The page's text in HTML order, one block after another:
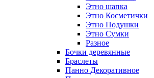
Этно шапка
Этно Косметички
Этно Подушки
Этно Сумки
Разное
Бочки деревянные
Браслеты
Панно Декоративное